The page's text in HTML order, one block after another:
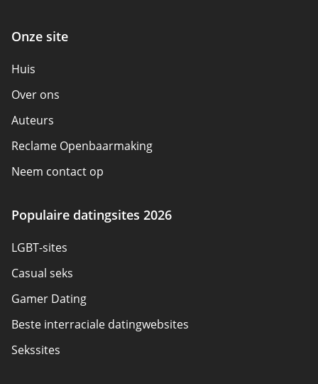
Onze site
Huis
Over ons
Auteurs
Reclame Openbaarmaking
Neem contact op
Beoordelingen
Beleidsoverzicht
Sitemap
Gebruiksvoorwaarden
Populaire datingsites 2026
LGBT-sites
Casual seks
Gamer Dating
Beste interraciale datingwebsites
Sekssites